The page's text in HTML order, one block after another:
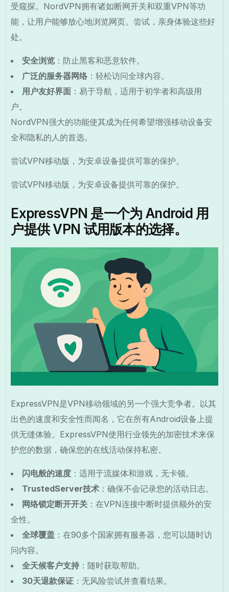
受窥探。NordVPN拥有诸如断网开关和双重VPN等功
能，让用户能够放心地浏览网页。尝试，亲身体验这些好
处。
安全浏览 ：防止黑客和恶意软件。
广泛的服务器网络 ：轻松访问全球内容。
用户友好界面 ：易于导航，适用于初学者和高级用
户。
NordVPN强大的功能使其成为任何希望增强移动设备安
全和隐私的人的首选。
尝试VPN移动版，为安卓设备提供可靠的保护。
尝试VPN移动版，为安卓设备提供可靠的保护。
ExpressVPN 是一个为 Android 用
户提供 VPN 试用版本的选择。
ExpressVPN是VPN移动领域的另一个强大竞争者。以其
出色的速度和安全性而闻名，它在所有Android设备上提
供无缝体验。ExpressVPN使用行业领先的加密技术来保
护您的数据，确保您的在线活动保持私密。
闪电般的速度 ：适用于流媒体和游戏，无卡顿。
TrustedServer技术 ：确保不会记录您的活动日志。
网络锁定断开开关 ：在VPN连接中断时提供额外的安
全性。
全球覆盖 ：在90多个国家拥有服务器，您可以随时访
问内容。
全天候客户支持 ：随时获取帮助。
30天退款保证 ：无风险尝试并查看结果。